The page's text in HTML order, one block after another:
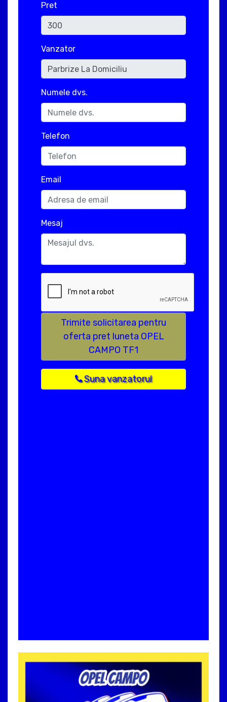
Pret
Vanzator
Numele dvs.
Telefon
Email
Mesaj
Trimite solicitarea pentru
oferta pret luneta OPEL
CAMPO TF1
Suna vanzatorul